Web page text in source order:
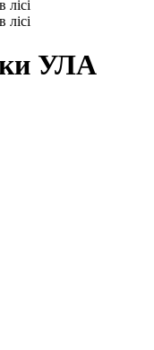
УЛА